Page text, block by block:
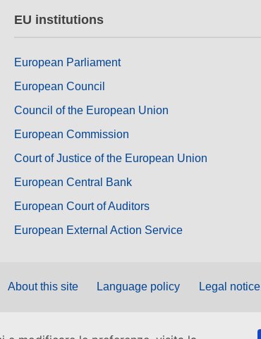
EU institutions
European Parliament
European Council
Council of the European Union
European Commission
Court of Justice of the European Union
European Central Bank
European Court of Auditors
European External Action Service
About this site Language policy Legal notice